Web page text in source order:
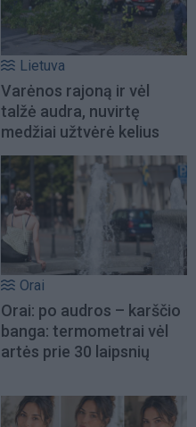
Lietuva
Varėnos rajoną ir vėl
talžė audra, nuvirtę
medžiai užtvėrė kelius
Orai
Orai: po audros – karščio
banga: termometrai vėl
artės prie 30 laipsnių